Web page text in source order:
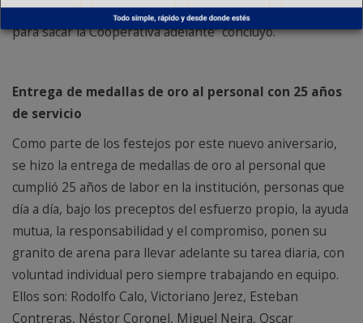
a estar al lado de ustedes y trabajaremos codo a codo
para sacar la Cooperativa adelante” concluyó.
Entrega de medallas de oro al personal con 25 años
de servicio
Como parte de los festejos por este nuevo aniversario,
se hizo la entrega de medallas de oro al personal que
cumplió 25 años de labor en la institución, personas que
día a día, bajo los preceptos del esfuerzo propio, la ayuda
mutua, la responsabilidad y el compromiso, ponen su
granito de arena para llevar adelante su tarea diaria, con
voluntad individual pero siempre trabajando en equipo.
Ellos son: Rodolfo Calo, Victoriano Jerez, Esteban
Contreras, Néstor Coronel, Miguel Neira, Oscar